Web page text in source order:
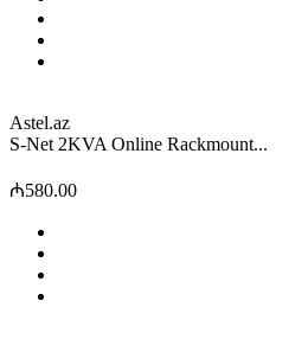
Astel.az
S-Net 2KVA Online Rackmount...
₼580.00